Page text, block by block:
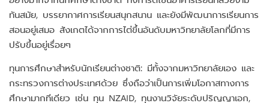
ทันสมัย, บรรยากาศการเรียนสนุกสนาน และยังมีพัฒนาการเรียนการ
สอนอยู่เสมอ สังเกตได้จากการไต่ขึ้นอันดับมหาวิทยาลัยโลกที่มีการ
ปรับขึ้นอยู่เรื่อยๆ
ทุนการศึกษาสำหรับนักเรียนต่างชาติ: มีทั้งจากมหาวิทยาลัยเอง และ
กระทรวงการต่างประเทศด้วย ซึ่งถือว่าเป็นการเพิ่มโอกาสทางการ
ศึกษามากทีเดียว เช่น ทุน NZAID, ทุนงานวิจัยระดับปริญญาเอก,